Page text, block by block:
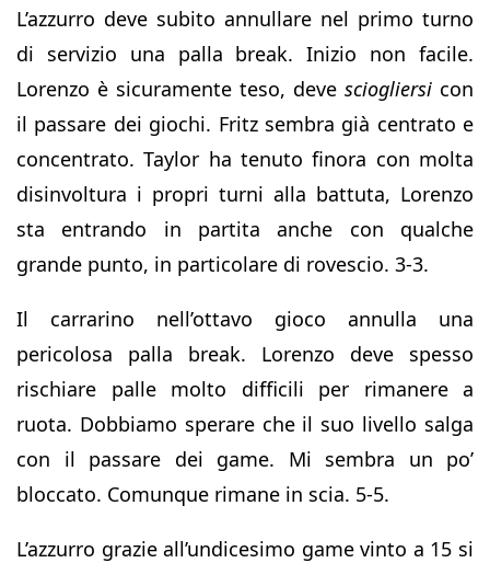
L’azzurro deve subito annullare nel primo turno
di servizio una palla break. Inizio non facile.
Lorenzo è sicuramente teso, deve sciogliersi con
il passare dei giochi. Fritz sembra già centrato e
concentrato. Taylor ha tenuto finora con molta
disinvoltura i propri turni alla battuta, Lorenzo
sta entrando in partita anche con qualche
grande punto, in particolare di rovescio. 3-3.
Il carrarino nell’ottavo gioco annulla una
pericolosa palla break. Lorenzo deve spesso
rischiare palle molto difficili per rimanere a
ruota. Dobbiamo sperare che il suo livello salga
con il passare dei game. Mi sembra un po’
bloccato. Comunque rimane in scia. 5-5.
L’azzurro grazie all’undicesimo game vinto a 15 si